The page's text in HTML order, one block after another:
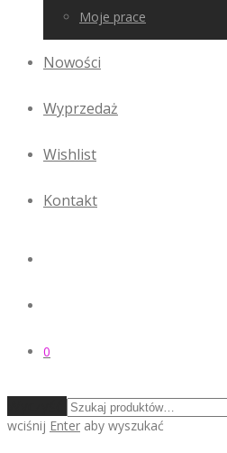
Moje prace
Nowości
Wyprzedaż
Wishlist
Kontakt
0
wciśnij Enter aby wyszukać